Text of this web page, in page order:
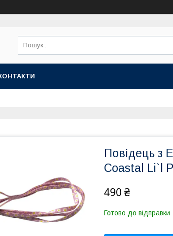
Повідець з
Coastal Li`l
490 ₴
Готово до відправки